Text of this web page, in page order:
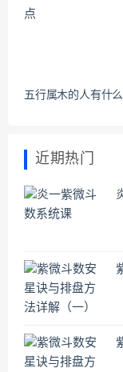
五行属木的人有什
近期热门